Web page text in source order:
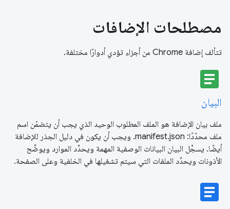
مصطلحات الإضافات
تتألف إضافة Chrome من أجزاء تؤدي أدوارًا مختلفة.
article
البيان
ملف بيان الإضافة هو الملف المطلوب الوحيد الذي يجب أن يتضمّن اسم
ملف محدّدًا: manifest.json. ويجب أن يكون في دليل الجذر للإضافة
أيضًا. يسجِّل البيان البيانات الوصفية المهمة ويحدِّد الموارد ويوضِّح
الأذونات ويحدِّد الملفات التي سيتم تشغيلها في الخلفية وعلى الصفحة.
article